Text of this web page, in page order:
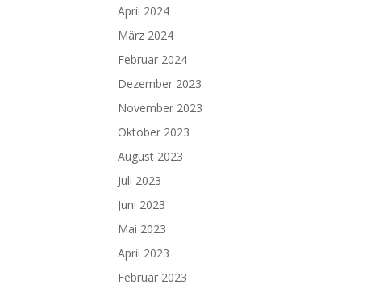
April 2024
März 2024
Februar 2024
Dezember 2023
November 2023
Oktober 2023
August 2023
Juli 2023
Juni 2023
Mai 2023
April 2023
Februar 2023